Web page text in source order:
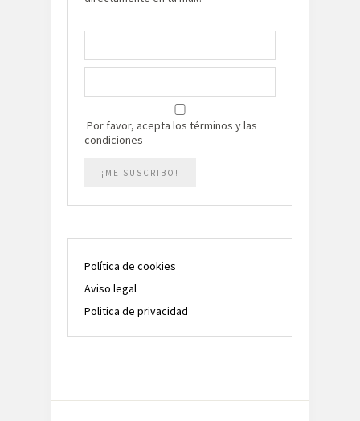
Por favor, acepta los términos y las
condiciones
Política de cookies
Aviso legal
Politica de privacidad